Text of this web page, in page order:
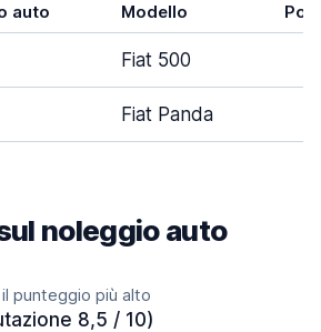
auto Modello
Fiat 500
Fiat Panda
noleggio auto
punteggio più alto
8,5 / 10)